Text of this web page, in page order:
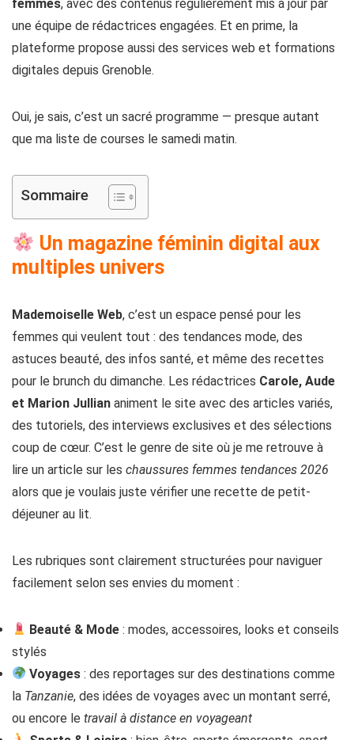
femmes, avec des contenus régulièrement mis à jour par
une équipe de rédactrices engagées. Et en prime, la
plateforme propose aussi des services web et formations
digitales depuis Grenoble.
Oui, je sais, c’est un sacré programme — presque autant
que ma liste de courses le samedi matin.
Sommaire
Un magazine féminin digital aux
multiples univers
Mademoiselle Web, c’est un espace pensé pour les
femmes qui veulent tout : des tendances mode, des
astuces beauté, des infos santé, et même des recettes
pour le brunch du dimanche. Les rédactrices Carole, Aude
et Marion Jullian animent le site avec des articles variés,
des tutoriels, des interviews exclusives et des sélections
coup de cœur. C’est le genre de site où je me retrouve à
lire un article sur les chaussures femmes tendances 2026
alors que je voulais juste vérifier une recette de petit-
déjeuner au lit.
Les rubriques sont clairement structurées pour naviguer
facilement selon ses envies du moment :
Beauté & Mode : modes, accessoires, looks et conseils
stylés
Voyages : des reportages sur des destinations comme
la Tanzanie, des idées de voyages avec un montant serré,
ou encore le travail à distance en voyageant